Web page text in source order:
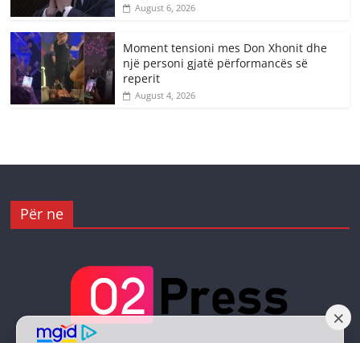
August 6, 2026
Moment tensioni mes Don Xhonit dhe
një personi gjatë përformancës së
reperit
August 4, 2026
Për ne